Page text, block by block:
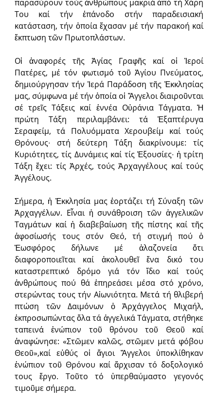
παρασύρουν τούς ἀνθρώπους μακριά ἀπό τή Χάρη
Του καί τήν ἐπάνοδο στήν παραδεισιακή
κατάσταση, τήν ὁποία ἔχασαν μέ τήν παρακοή καί
ἔκπτωση τῶν Πρωτοπλάστων.
Οἱ ἀναφορές τῆς Ἁγίας Γραφῆς καί οἱ Ἱεροί
Πατέρες, μέ τόν φωτισμό τοῦ Ἁγίου Πνεύματος,
δημιούργησαν τήν Ἱερά Παράδοση τῆς Ἐκκλησίας
μας, σύμφωνα μέ τήν ὁποία οἱ Ἄγγελοι διαιροῦνται
σέ τρεῖς Τάξεις καί ἐννέα Οὐράνια Τάγματα. Ἡ
πρώτη Τάξη περιλαμβάνει: τά Ἑξαπτέρυγα
Σεραφείμ, τά Πολυόμματα Χερουβείμ καί τούς
Θρόνους∙ στή δεύτερη Τάξη διακρίνουμε: τίς
Κυριότητες, τίς Δυνάμεις καί τίς Ἐξουσίες∙ ἡ τρίτη
Τάξη ἔχει: τίς Ἀρχές, τούς Ἀρχαγγέλους καί τούς
Ἀγγέλους.
Σήμερα, ἡ Ἐκκλησία μας ἑορτάζει τή Σύναξη τῶν
Ἀρχαγγέλων. Εἶναι ἡ συνάθροιση τῶν ἀγγελικῶν
Ταγμάτων καί ἡ διαβεβαίωση τῆς πίστης καί τῆς
ἀφοσίωσής τους στόν Θεό, τή στιγμή πού ὁ
Ἑωσφόρος δήλωνε μέ ἀλαζονεία ὅτι
διαφοροποιεῖται καί ἀκολουθεῖ ἕνα δικό του
καταστρεπτικό δρόμο γιά τόν ἴδιο καί τούς
ἀνθρώπους πού θά ἐπηρεάσει μέσα στό χρόνο,
στερώντας τους τήν Αἰωνιότητα. Μετά τή θλιβερή
πτώση τῶν Δαιμόνων ὁ Ἀρχάγγελος Μιχαήλ,
ἐκπροσωπώντας ὅλα τά ἀγγελικά Τάγματα, στήθηκε
ταπεινά ἐνώπιον τοῦ θρόνου τοῦ Θεοῦ καί
ἀναφώνησε: «Στῶμεν καλῶς, στῶμεν μετά φόβου
Θεοῦ»,καί εὐθύς οἱ ἅγιοι Ἄγγελοι ὑποκλίθηκαν
ἐνώπιον τοῦ Θρόνου καί ἄρχισαν τό δοξολογικό
τους ἔργο. Τοῦτο τό ὑπερθαύμαστο γεγονός
τιμοῦμε σήμερα.